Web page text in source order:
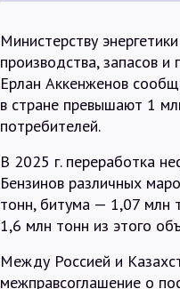
Министерству
производства, запасов
Ерлан Аккенженов
в стране превышают 1
потребителей.
В 2025 г. переработка
Бензинов различных
тонн, битума — 1,07 млн
1,6 млн тонн из этого
Между Россией и
межправсоглашение о